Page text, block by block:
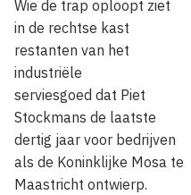
Wie de trap oploopt ziet
in de rechtse kast
restanten van het
industriële
serviesgoed dat Piet
Stockmans de laatste
dertig jaar voor bedrijven
als de Koninklijke Mosa te
Maastricht ontwierp.